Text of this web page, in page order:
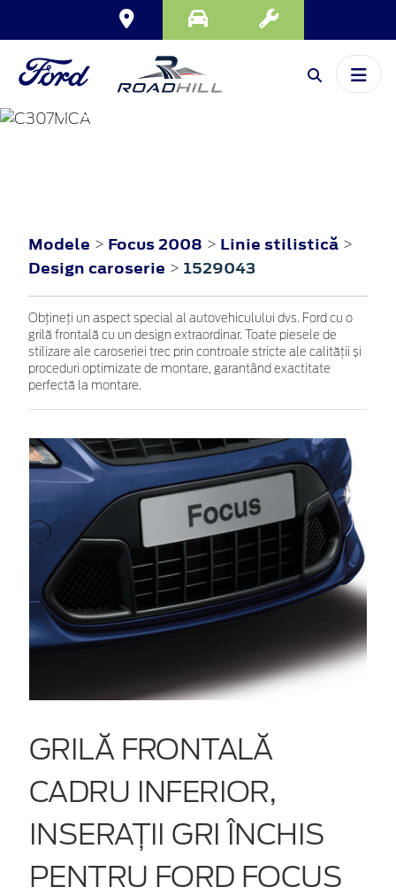
FOCUS
Modele > Focus 2008 > Linie stilistică >
Design caroserie > 1529043
Obțineți un aspect special al autovehiculului dvs. Ford cu o
grilă frontală cu un design extraordinar. Toate piesele de
stilizare ale caroseriei trec prin controale stricte ale calității și
proceduri optimizate de montare, garantând exactitate
perfectă la montare.
GRILĂ FRONTALĂ
CADRU INFERIOR,
INSERAŢII GRI ÎNCHIS
PENTRU FORD FOCUS